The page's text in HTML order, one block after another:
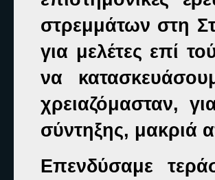
στρεμμάτων στη
για μελέτες επί
να
χρειαζόμασταν,
σύντηξης, μακριά
Επενδύσαμε